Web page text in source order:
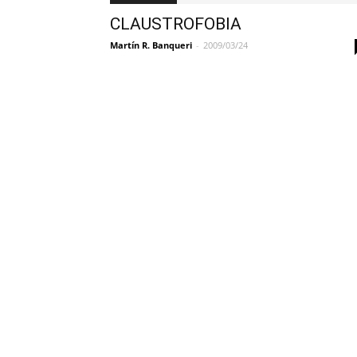
CLAUSTROFOBIA
Martín R. Banqueri - 2009/03/24